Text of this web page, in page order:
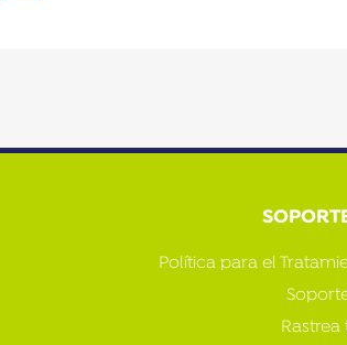
Política para el